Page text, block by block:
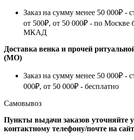
Заказ на сумму менее 50 000₽ -
от 500₽, от 50 000₽ - по Москве
МКАД
Доставка венка и прочей
(МО)
Заказ на сумму менее 50 000₽ -
000₽, от 50 000₽ - бесплатно
Самовывоз
Пункты выдачи заказов уточняйте
контактному телефону/почте на